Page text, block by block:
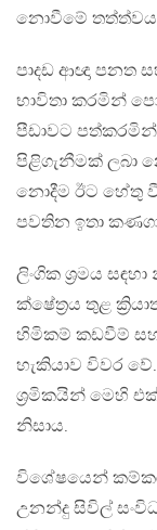
නොවීමේ තත්ත්වය
පාදඩ ආඥා පනත
භාවිතා කරමින්
පීඩාවට
පිළිගැනීමක් ලබා
නොදීම ඊට හේතු
පවතින ඉතා
ලිංගික ශ්‍රමය
ක්ෂේත්‍රය තුළ
හිමිකම් කඩවීම් සහ
හැකියාව විවර
ශ්‍රමිකයින් මෙහි
නිසාය.
විශේෂයෙන්
උනන්දු සිවිල්